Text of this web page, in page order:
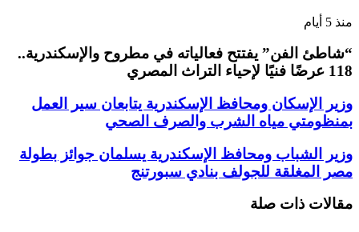
منذ 5 أيام
“شاطئ الفن” يفتتح فعالياته في مطروح والإسكندرية..
118 عرضًا فنيًا لإحياء التراث المصري
وزير الإسكان ومحافظ الإسكندرية يتابعان سير العمل
بمنظومتي مياه الشرب والصرف الصحي
وزير الشباب ومحافظ الإسكندرية يسلمان جوائز بطولة
مصر المغلقة للجولف بنادي سبورتنج
مقالات ذات صلة